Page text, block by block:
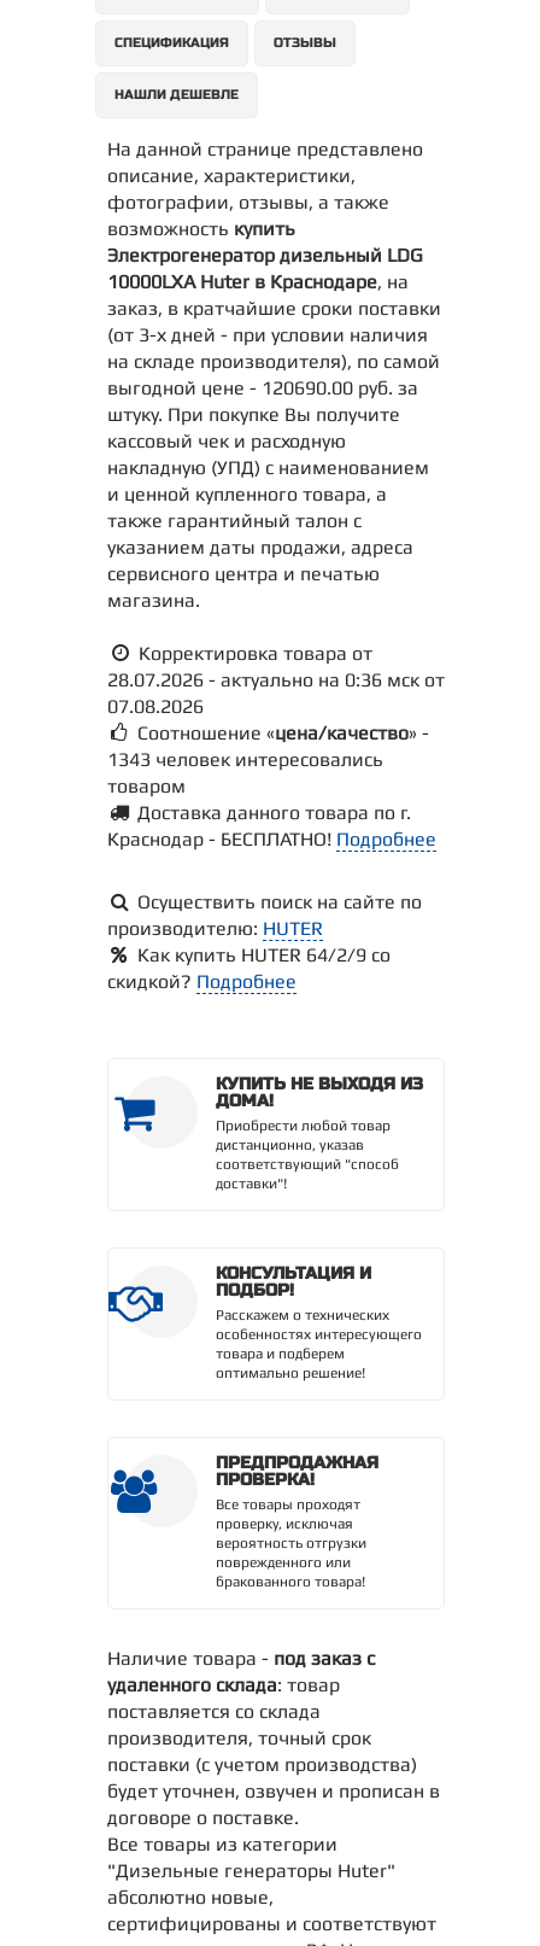
СПЕЦИФИКАЦИЯ ОТЗЫВЫ
НАШЛИ ДЕШЕВЛЕ
На данной странице представлено
описание, характеристики,
фотографии, отзывы, а также
возможность купить
Электрогенератор дизельный LDG
10000LXА Huter в Краснодаре, на
заказ, в кратчайшие сроки поставки
(от 3-х дней - при условии наличия
на складе производителя), по самой
выгодной цене - 120690.00 руб. за
штуку. При покупке Вы получите
кассовый чек и расходную
накладную (УПД) с наименованием
и ценной купленного товара, а
также гарантийный талон с
указанием даты продажи, адреса
сервисного центра и печатью
магазина.
Корректировка товара от
28.07.2026 - актуально на 0:36 мск от
07.08.2026
Соотношение «цена/качество» -
1343 человек интересовались
товаром
Доставка данного товара по г.
Краснодар - БЕСПЛАТНО! Подробнее
Осуществить поиск на сайте по
производителю: HUTER
Как купить HUTER 64/2/9 со
скидкой? Подробнее
КУПИТЬ НЕ ВЫХОДЯ ИЗ
ДОМА!
Приобрести любой товар
дистанционно, указав
соответствующий "способ
доставки"!
КОНСУЛЬТАЦИЯ И
ПОДБОР!
Расскажем о технических
особенностях интересующего
товара и подберем
оптимально решение!
ПРЕДПРОДАЖНАЯ
ПРОВЕРКА!
Все товары проходят
проверку, исключая
вероятность отгрузки
поврежденного или
бракованного товара!
Наличие товара - под заказ с
удаленного склада: товар
поставляется со склада
производителя, точный срок
поставки (с учетом производства)
будет уточнен, озвучен и прописан в
договоре о поставке.
Все товары из категории
"Дизельные генераторы Huter"
абсолютно новые,
сертифицированы и соответствуют